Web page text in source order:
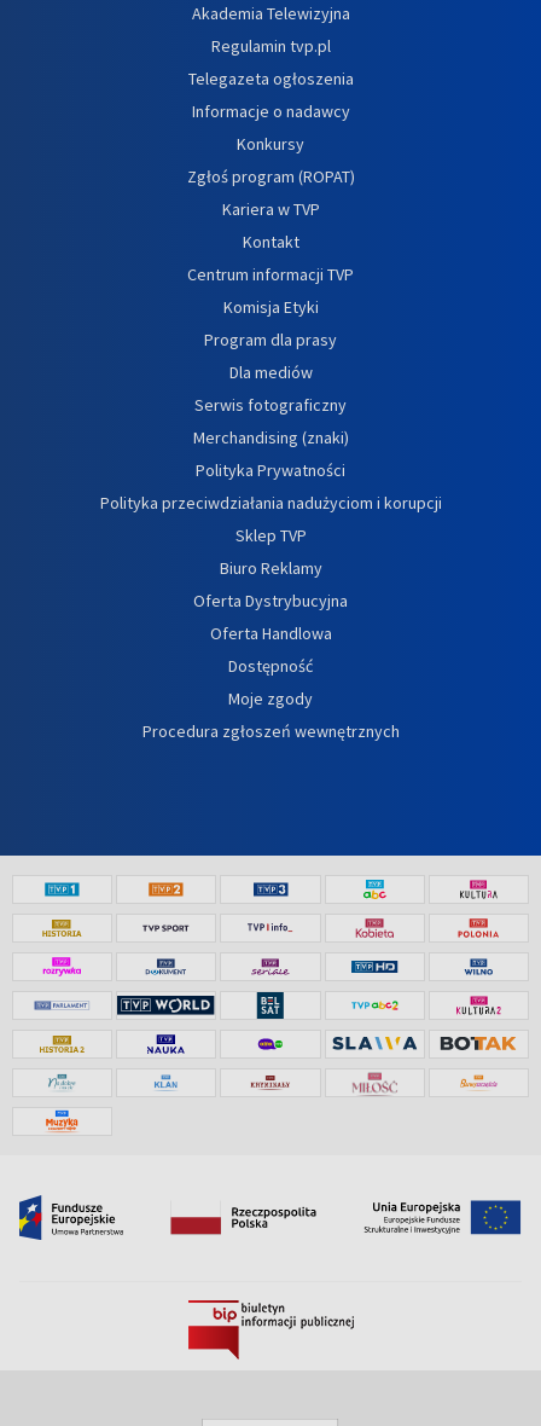
Akademia Telewizyjna
Regulamin tvp.pl
Telegazeta ogłoszenia
Informacje o nadawcy
Konkursy
Zgłoś program (ROPAT)
Kariera w TVP
Kontakt
Centrum informacji TVP
Komisja Etyki
Program dla prasy
Dla mediów
Serwis fotograficzny
Merchandising (znaki)
Polityka Prywatności
Polityka przeciwdziałania nadużyciom i korupcji
Sklep TVP
Biuro Reklamy
Oferta Dystrybucyjna
Oferta Handlowa
Dostępność
Moje zgody
Procedura zgłoszeń wewnętrznych